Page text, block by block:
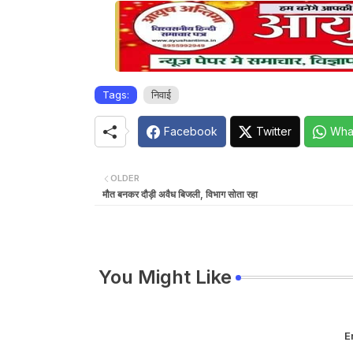
Tags: निवाई
Facebook Twitter
OLDER
मौत बनकर दौड़ी अवैध बिजली, विभाग सोता रहा
You Might Like